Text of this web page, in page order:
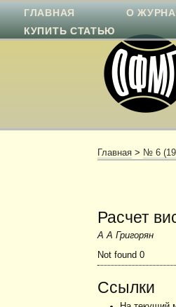
ГЛАВНАЯ О
КУПИТЬ СТАТЬЮ
Главная > № 6
Расчет
А А Григорян
Not found 0
Ссылки